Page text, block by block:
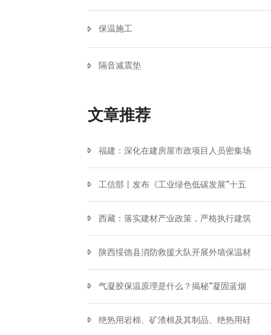
保温施工
隔音减震垫
文章推荐
福建：深化在建房屋市政项目人员密集场
工信部丨发布《工业绿色低碳发展“十五
西藏：落实建材产业政策，严格执行建筑
陕西绥德县消防救援大队开展外墙保温材
气凝胶保温原理是什么？揭秘“凝固蓝烟
绝热用岩棉、矿渣棉及其制品、绝热用硅